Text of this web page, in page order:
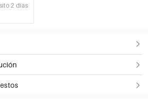
2 días